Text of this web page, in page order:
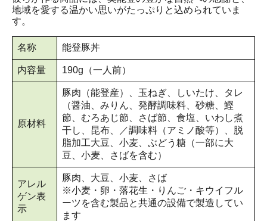
地域を愛する温かい思いがたっぷりと込められていま
す。
名称 能登豚丼
内容量 190g（一人前）
原材料
豚肉（能登産）、玉ねぎ、しいたけ、タレ
（醤油、みりん、発酵調味料、砂糖、鰹
節、むろあじ節、さば節、食塩、いわし煮
干し、昆布、／調味料（アミノ酸等）、脱
脂加工大豆、小麦、ぶどう糖（一部に大
豆、小麦、さばを含む）
アレル
ゲン表
示
豚肉、大豆、小麦、さば
※小麦・卵・落花生・りんご・キウイフル
ーツを含む製品と共通の設備で製造してい
ます